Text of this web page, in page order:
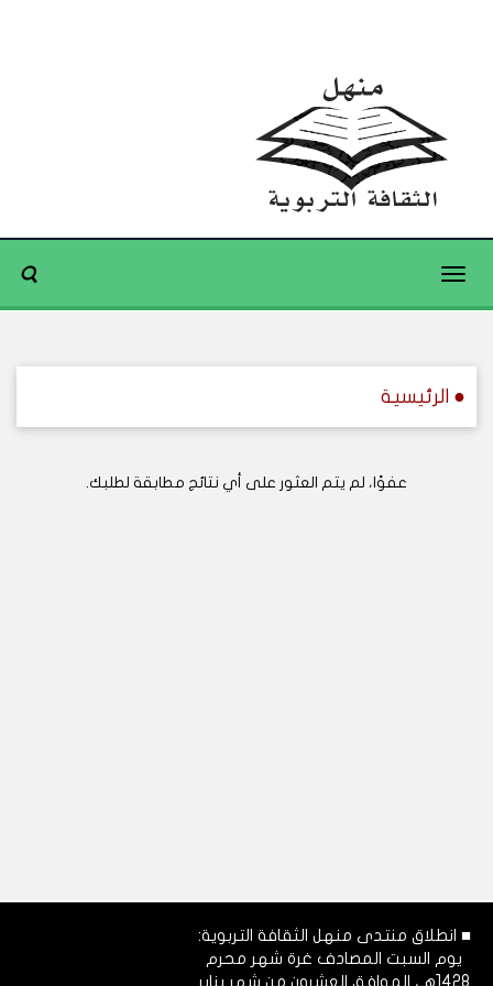
Toggle
● الرئيسية
عفوًا، لم يتم العثور على أي نتائج مطابقة لطلبك.
■ انطلاق منتدى منهل الثقافة التربوية:
يوم السبت المصادف غرة شهر محرم
1428هـ، الموافق العشرون من شهر يناير